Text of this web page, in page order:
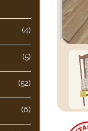
(4)
(5)
(52)
(6)